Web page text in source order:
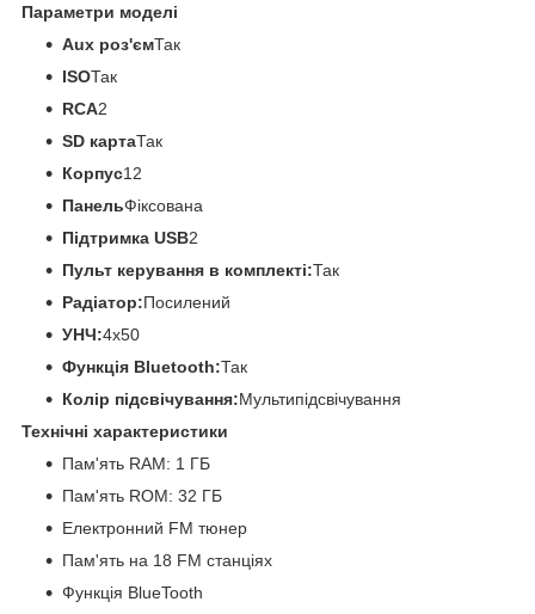
Параметри моделі
Aux роз'ємТак
ISOТак
RCA2
SD картаТак
Корпус12
ПанельФіксована
Підтримка USB2
Пульт керування в комплекті:Так
Радіатор:Посилений
УНЧ:4х50
Функція Bluetooth:Так
Колір підсвічування:Мультипідсвічування
Технічні характеристики
Пам'ять RAM: 1 ГБ
Пам'ять ROM: 32 ГБ
Електронний FM тюнер
Пам'ять на 18 FM станціях
Функція BlueTooth